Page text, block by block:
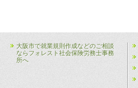
大阪市で就業規則作成などのご相談
ならフォレスト社会保険労務士事務
所へ